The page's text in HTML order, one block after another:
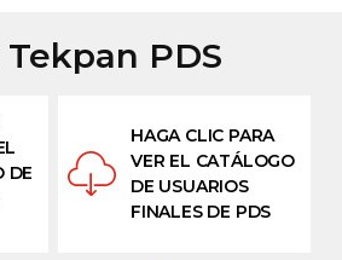
PDS
DE
HAGA CLIC PARA
VER EL CATÁLOGO
DE USUARIOS
FINALES DE PDS